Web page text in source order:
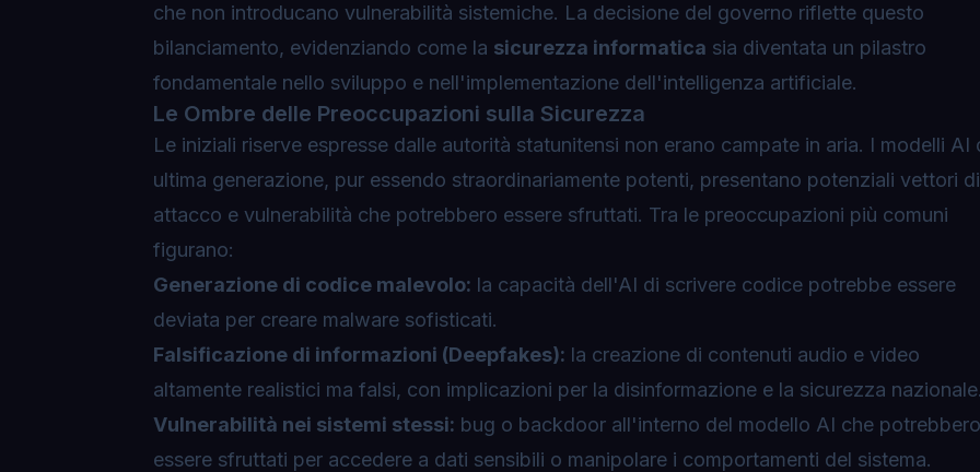
che non introducano vulnerabilità sistemiche. La decisione del governo riflette questo
bilanciamento, evidenziando come la sicurezza informatica sia diventata un pilastro
fondamentale nello sviluppo e nell'implementazione dell'intelligenza artificiale.
Le Ombre delle Preoccupazioni sulla Sicurezza
Le iniziali riserve espresse dalle autorità statunitensi non erano campate in aria. I modelli AI
ultima generazione, pur essendo straordinariamente potenti, presentano potenziali vettori di
attacco e vulnerabilità che potrebbero essere sfruttati. Tra le preoccupazioni più comuni
figurano:
Generazione di codice malevolo: la capacità dell'AI di scrivere codice potrebbe essere
deviata per creare malware sofisticati.
Falsificazione di informazioni (Deepfakes): la creazione di contenuti audio e video
altamente realistici ma falsi, con implicazioni per la disinformazione e la sicurezza
Vulnerabilità nei sistemi stessi: bug o backdoor all'interno del modello AI che potrebbero
essere sfruttati per accedere a dati sensibili o manipolare i comportamenti del sistema.